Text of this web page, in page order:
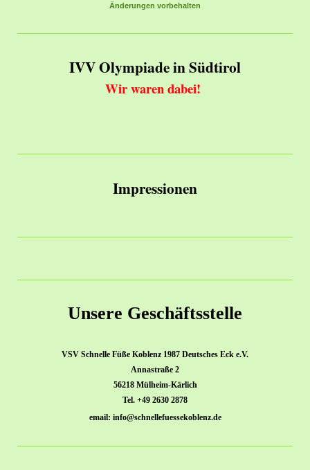
Änderungen vorbehalten
IVV Olympiade in Südtirol
Wir waren dabei!
Impressionen
Unsere Geschäftsstelle
VSV Schnelle Füße Koblenz 1987 Deutsches Eck e.V.
Annastraße 2
56218 Mülheim-Kärlich
Tel. +49 2630 2878
email: info@schnellefuessekoblenz.de